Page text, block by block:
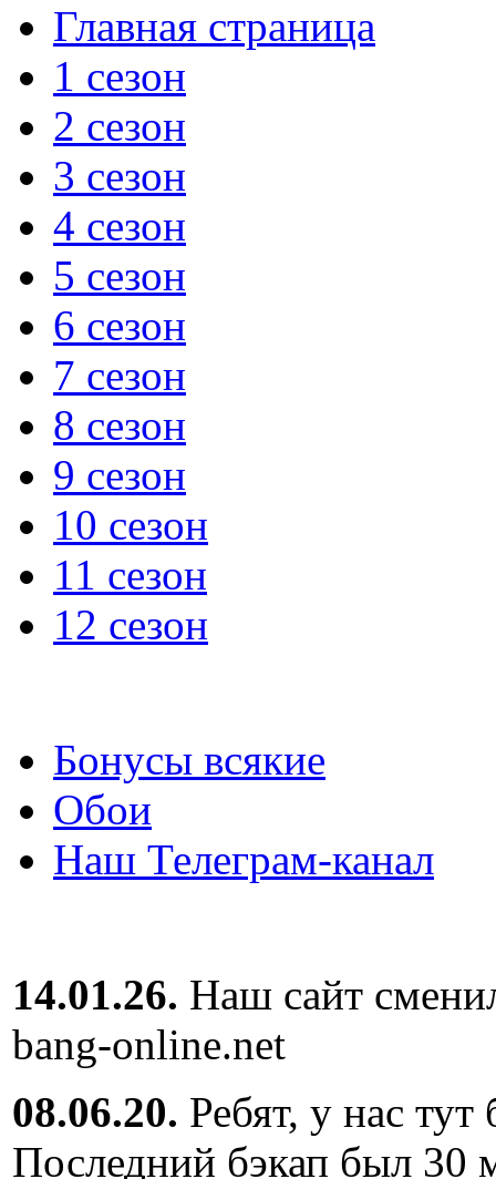
Главная страница
1 сезон
2 сезон
3 сезон
4 сезон
5 сезон
6 сезон
7 сезон
8 сезон
9 сезон
10 сезон
11 сезон
12 сезон
Бонусы всякие
Обои
Наш Телеграм-канал
14.01.26. Наш сайт
bang-online.net
08.06.20. Ребят, у нас
Последний бэкап был 30